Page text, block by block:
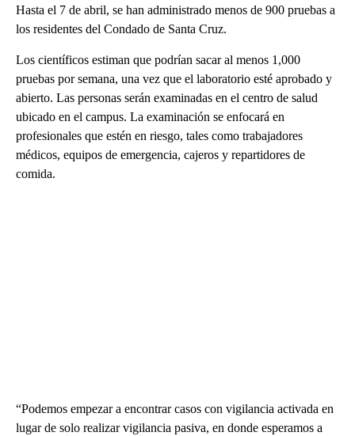
Hasta el 7 de abril, se han administrado menos de 900 pruebas a
los residentes del Condado de Santa Cruz.
Los científicos estiman que podrían sacar al menos 1,000
pruebas por semana, una vez que el laboratorio esté aprobado y
abierto. Las personas serán examinadas en el centro de salud
ubicado en el campus. La examinación se enfocará en
profesionales que estén en riesgo, tales como trabajadores
médicos, equipos de emergencia, cajeros y repartidores de
comida.
“Podemos empezar a encontrar casos con vigilancia activada en
lugar de solo realizar vigilancia pasiva, en donde esperamos a